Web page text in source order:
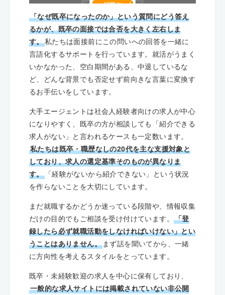
「なぜ既卒になったのか」という質問にどう答え
るかが、既卒の面接では合否を大きく左右しま
す。私たちは面接前にこの問いへの回答を一緒に
言語化するサポートを行っています。就活がうまく
いかなかった、空白期間がある、中退しているな
ど、どんな背景でも否定せず前向きな言葉に変換す
るお手伝いをしています。
大手エージェントは社会人経験者向けの求人が中心
になりやすく、既卒の方が相談しても「紹介できる
求人がない」と言われるケースも一定数います。
私たちは既卒・職歴なしの20代を主な支援対象と
しており、求人の選定基準そのものが異なりま
す。「経験がないから紹介できない」という状況
を作らないことを大切にしています。
まだ就職するかどうか迷っている段階や、情報収集
だけの目的でもご相談を受け付けています。
「登
録したら必ず就職活動をしなければいけない」とい
うことはありません。まず話を聞いてから、一緒
に方向性を考えるスタイルをとっています。
既卒・未経験歓迎の求人を中心に保有しており、
一般的な求人サイトには掲載されていない非公開